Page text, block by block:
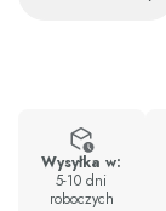
Wysyłka w:
5-10 dni
roboczych